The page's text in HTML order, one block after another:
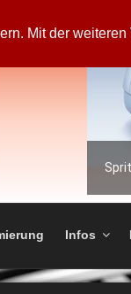
Infos
Mit der